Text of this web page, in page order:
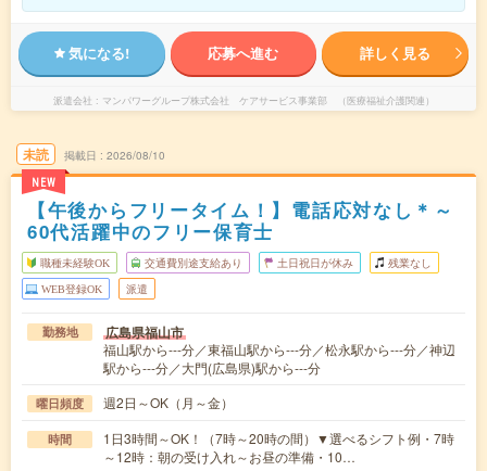
気になる! 応募へ進む 詳しく見る
派遣会社 マンパワーグループ株式会社 ケアサービス事業部 （医療福祉介護関連）
未読
NEW
掲載日 2026/08/10
【午後からフリータイム！】電話応対なし＊～
60代活躍中のフリー保育士
職種未経験OK 交通費別途支給あり 土日祝日が休み 残業なし
WEB登録OK 派遣
勤務地 広島県福山市
福山駅から---分／東福山駅から---分／松永駅から---分／神辺
駅から---分／大門(広島県)駅から---分
曜日頻度 週2日～OK（月～金）
時間
1日3時間～OK！（7時～20時の間）▼選べるシフト例・7時
～12時：朝の受け入れ～お昼の準備・10…